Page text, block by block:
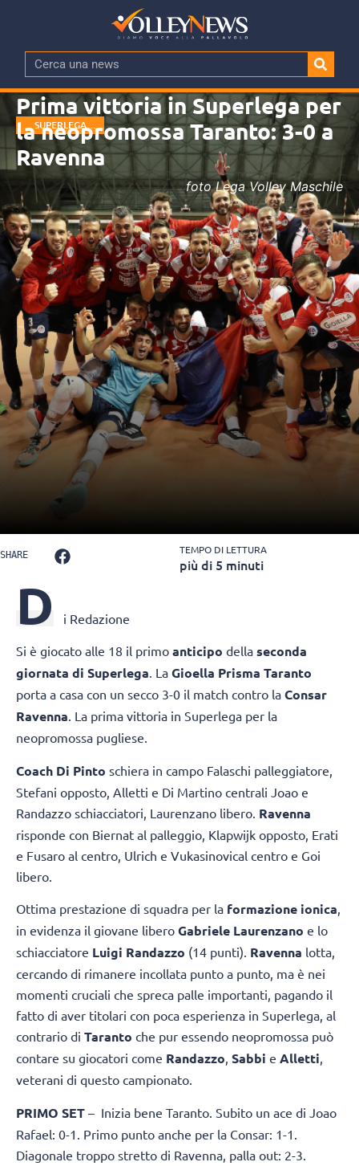
SUPERLEGA
MASCHILE
Prima vittoria in Superlega per
la neopromossa Taranto: 3-0 a
Ravenna
foto Lega Volley Maschile
SHARE TEMPO DI LETTURA
più di 5 minuti
D i Redazione
Si è giocato alle 18 il primo anticipo della seconda
giornata di Superlega. La Gioella Prisma Taranto
porta a casa con un secco 3-0 il match contro la Consar
Ravenna. La prima vittoria in Superlega per la
neopromossa pugliese.
Coach Di Pinto schiera in campo Falaschi palleggiatore,
Stefani opposto, Alletti e Di Martino centrali Joao e
Randazzo schiacciatori, Laurenzano libero. Ravenna
risponde con Biernat al palleggio, Klapwijk opposto, Erati
e Fusaro al centro, Ulrich e Vukasinovical centro e Goi
libero.
Ottima prestazione di squadra per la formazione ionica,
in evidenza il giovane libero Gabriele Laurenzano e lo
schiacciatore Luigi Randazzo (14 punti). Ravenna lotta,
cercando di rimanere incollata punto a punto, ma è nei
momenti cruciali che spreca palle importanti, pagando il
fatto di aver titolari con poca esperienza in Superlega, al
contrario di Taranto che pur essendo neopromossa può
contare su giocatori come Randazzo, Sabbi e Alletti,
veterani di questo campionato.
PRIMO SET – Inizia bene Taranto. Subito un ace di Joao
Rafael: 0-1. Primo punto anche per la Consar: 1-1.
Diagonale troppo stretto di Ravenna, palla out: 2-3.